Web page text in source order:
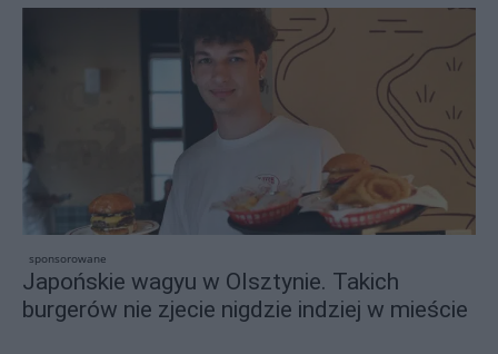
sponsorowane
Japońskie wagyu w Olsztynie. Takich
burgerów nie zjecie nigdzie indziej w mieście